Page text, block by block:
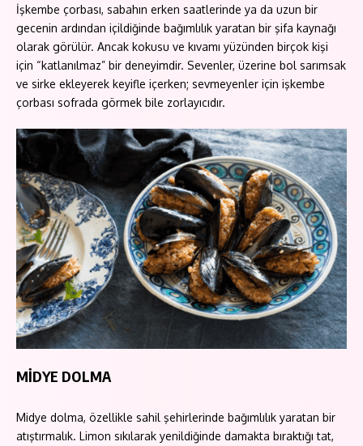
İşkembe çorbası, sabahın erken saatlerinde ya da uzun bir
gecenin ardından içildiğinde bağımlılık yaratan bir şifa kaynağı
olarak görülür. Ancak kokusu ve kıvamı yüzünden birçok kişi
için “katlanılmaz” bir deneyimdir. Sevenler, üzerine bol sarımsak
ve sirke ekleyerek keyifle içerken; sevmeyenler için işkembe
çorbası sofrada görmek bile zorlayıcıdır.
MİDYE DOLMA
Midye dolma, özellikle sahil şehirlerinde bağımlılık yaratan bir
atıştırmalık. Limon sıkılarak yenildiğinde damakta bıraktığı tat,